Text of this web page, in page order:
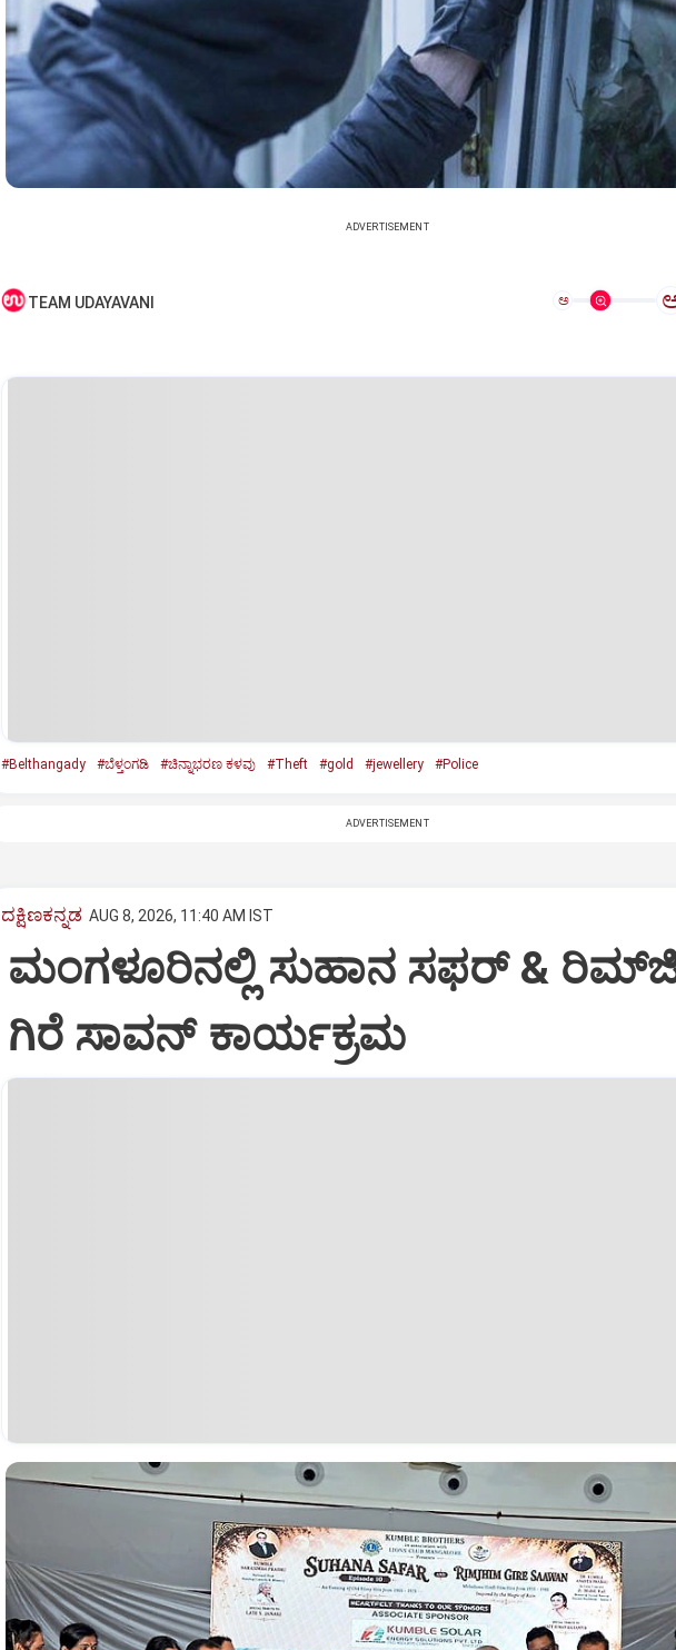
ADVERTISEMENT
TEAM UDAYAVANI ಅ
#Belthangady #ಬೆಳ್ತಂಗಡಿ #ಚಿನ್ನಾಭರಣ ಕಳವು #Theft #gold #jewellery #Police
ADVERTISEMENT
ದಕ್ಷಿಣಕನ್ನಡ AUG 8, 2026, 11:40 AM IST
ಮಂಗಳೂರಿನಲ್ಲಿ ಸುಹಾನ ಸಫರ್ &
ಗಿರೆ ಸಾವನ್ ಕಾರ್ಯಕ್ರಮ